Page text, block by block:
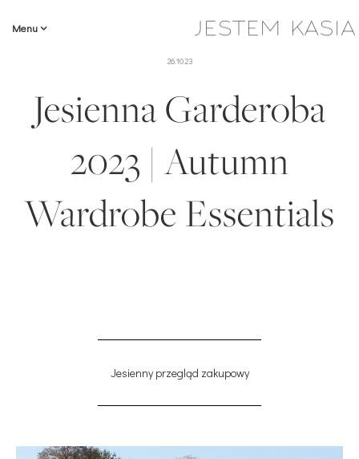
Menu
26.10.23
Jesienna Garderoba
2023 | Autumn
Wardrobe Essentials
Jesienny przegląd zakupowy